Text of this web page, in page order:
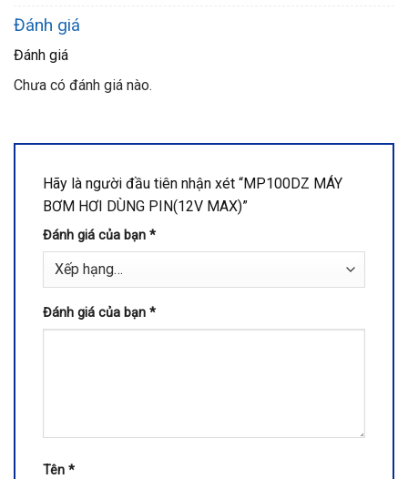
Đánh giá
Đánh giá
Chưa có đánh giá nào.
Hãy là người đầu tiên nhận xét “MP100DZ MÁY
BƠM HƠI DÙNG PIN(12V MAX)”
Đánh giá của bạn *
Đánh giá của bạn *
Tên *